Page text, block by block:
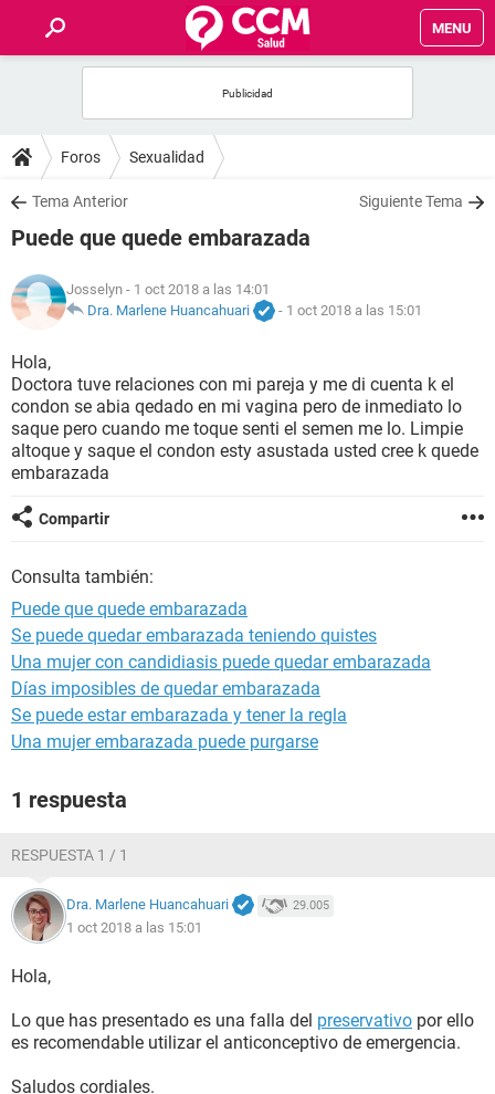
MENU
FOROS
SALUD
NUTRICIÓN
BIENESTAR
SEXUALIDAD
GLOSARIO
Foros Sexualidad
Tema Anterior Siguiente Tema
Puede que quede embarazada
Josselyn - 1 oct 2018 a las 14:01
Dra. Marlene Huancahuari
- 1 oct 2018 a las 15:01
Hola,
Doctora tuve relaciones con mi pareja y me di cuenta k el
condon se abia qedado en mi vagina pero de inmediato lo
saque pero cuando me toque senti el semen me lo. Limpie
altoque y saque el condon esty asustada usted cree k quede
embarazada
Compartir
Consulta también:
Puede que quede embarazada
Se puede quedar embarazada teniendo quistes
Una mujer con candidiasis puede quedar embarazada
Días imposibles de quedar embarazada
Se puede estar embarazada y tener la regla
Una mujer embarazada puede purgarse
1 respuesta
RESPUESTA 1 / 1
Dra. Marlene Huancahuari 29.005
1 oct 2018 a las 15:01
Hola,
Lo que has presentado es una falla del preservativo por ello
es recomendable utilizar el anticonceptivo de emergencia.
Saludos cordiales.